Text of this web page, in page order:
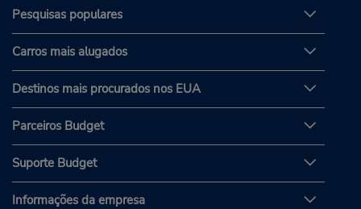
Pesquisas populares
Carros mais alugados
Destinos mais procurados nos EUA
Parceiros Budget
Suporte Budget
Informações da empresa